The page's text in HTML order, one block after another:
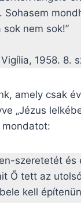
nem sok!”
1958. 8.
amely csak
„Jézus
szeretetét
Ő tett az
kell